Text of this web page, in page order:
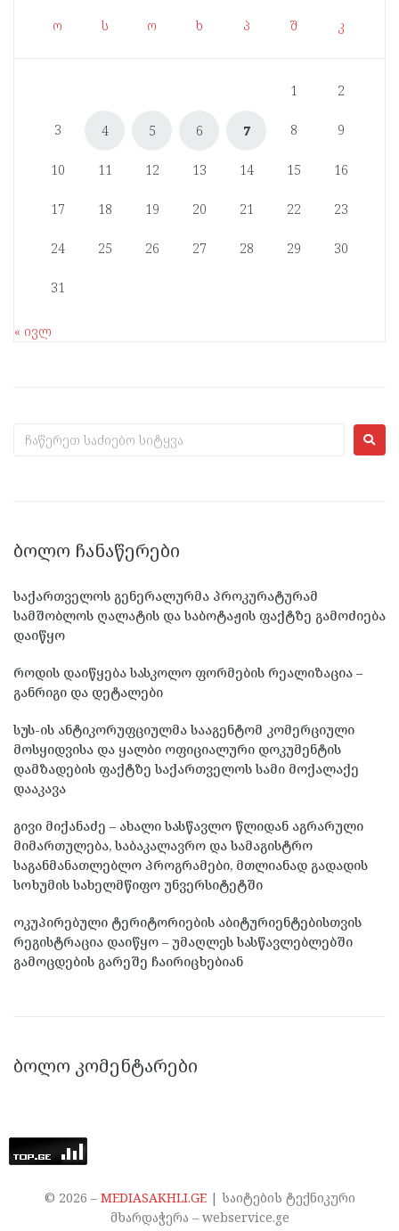
ო ს ო ხ პ შ კ
1 2
3 4 5 6 7 8 9
10 11 12 13 14 15 16
17 18 19 20 21 22 23
24 25 26 27 28 29 30
31
« ივლ
ᲑᲝᲚᲝ ᲩᲐᲜᲐᲬᲔᲠᲔᲑᲘ
საქართველოს გენერალურმა პროკურატურამ
სამშობლოს ღალატის და საბოტაჟის ფაქტზე გამოძიება
დაიწყო
როდის დაიწყება სასკოლო ფორმების რეალიზაცია –
განრიგი და დეტალები
სუს-ის ანტიკორუფციულმა სააგენტომ კომერციული
მოსყიდვისა და ყალბი ოფიციალური დოკუმენტის
დამზადების ფაქტზე საქართველოს სამი მოქალაქე
დააკავა
გივი მიქანაძე – ახალი სასწავლო წლიდან აგრარული
მიმართულება, საბაკალავრო და სამაგისტრო
საგანმანათლებლო პროგრამები, მთლიანად გადადის
სოხუმის სახელმწიფო უნვერსიტეტში
ოკუპირებული ტერიტორიების აბიტურიენტებისთვის
რეგისტრაცია დაიწყო – უმაღლეს სასწავლებლებში
გამოცდების გარეშე ჩაირიცხებიან
ᲑᲝᲚᲝ ᲙᲝᲛᲔᲜᲢᲐᲠᲔᲑᲘ
© 2026 – MEDIASAKHLI.GE| საიტების ტექნიკური
მხარდაჭერა – webservice.ge